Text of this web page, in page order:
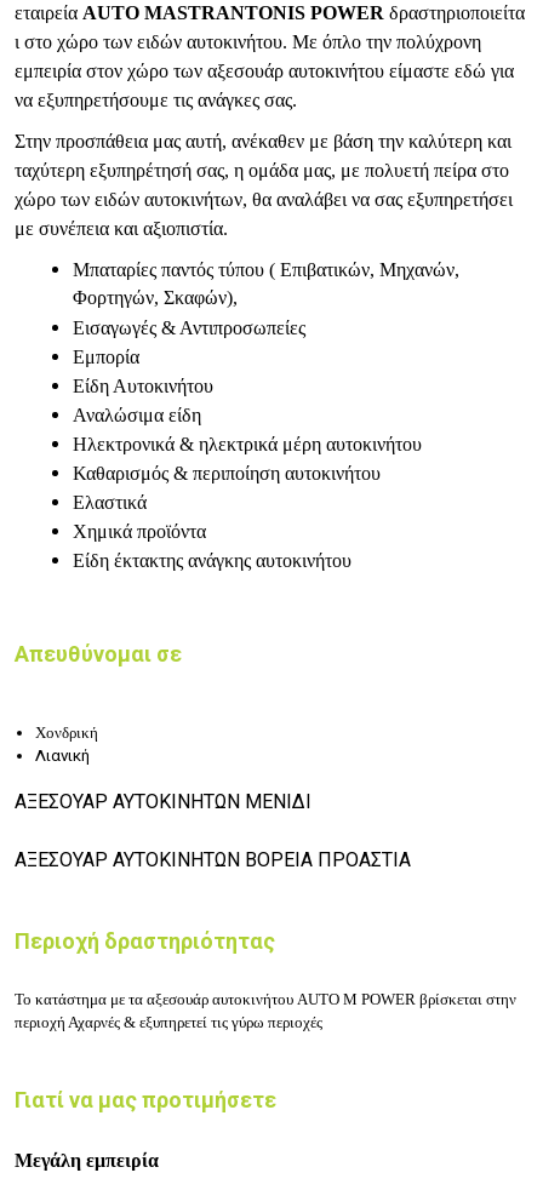
εταιρεία AUTO MASTRANTONIS POWER δραστηριοποιείτα
ι στο χώρο των ειδών αυτοκινήτου. Με όπλο την πολύχρονη
εμπειρία στον χώρο των αξεσουάρ αυτοκινήτου είμαστε εδώ για
να εξυπηρετήσουμε τις ανάγκες σας.
Στην προσπάθεια μας αυτή, ανέκαθεν με βάση την καλύτερη και
ταχύτερη εξυπηρέτησή σας, η ομάδα μας, με πολυετή πείρα στο
χώρο των ειδών αυτοκινήτων, θα αναλάβει να σας εξυπηρετήσει
με συνέπεια και αξιοπιστία.
Μπαταρίες παντός τύπου ( Επιβατικών, Μηχανών,
Φορτηγών, Σκαφών),
Εισαγωγές & Αντιπροσωπείες
Εμπορία
Είδη Αυτοκινήτου
Αναλώσιμα είδη
Ηλεκτρονικά & ηλεκτρικά μέρη αυτοκινήτου
Καθαρισμός & περιποίηση αυτοκινήτου
Ελαστικά
Χημικά προϊόντα
Είδη έκτακτης ανάγκης αυτοκινήτου
Απευθύνομαι σε
Χονδρική
Λιανική
ΑΞΕΣΟΥΑΡ ΑΥΤΟΚΙΝΗΤΩΝ ΜΕΝΙΔΙ
ΑΞΕΣΟΥΑΡ ΑΥΤΟΚΙΝΗΤΩΝ ΒΟΡΕΙΑ ΠΡΟΑΣΤΙΑ
Περιοχή δραστηριότητας
Το κατάστημα με τα αξεσουάρ αυτοκινήτου AUTO M POWER βρίσκεται στην
περιοχή Αχαρνές & εξυπηρετεί τις γύρω περιοχές
Γιατί να μας προτιμήσετε
Μεγάλη εμπειρία